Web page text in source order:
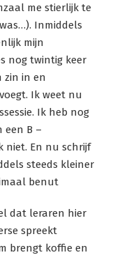
me stierlijk te
Inmiddels
mijn
nog twintig keer
zin in en
Ik weet nu
Ik heb nog
een B –
niet. En nu schrijf
steeds kleiner
benut
dat leraren hier
spreekt
brengt koffie en